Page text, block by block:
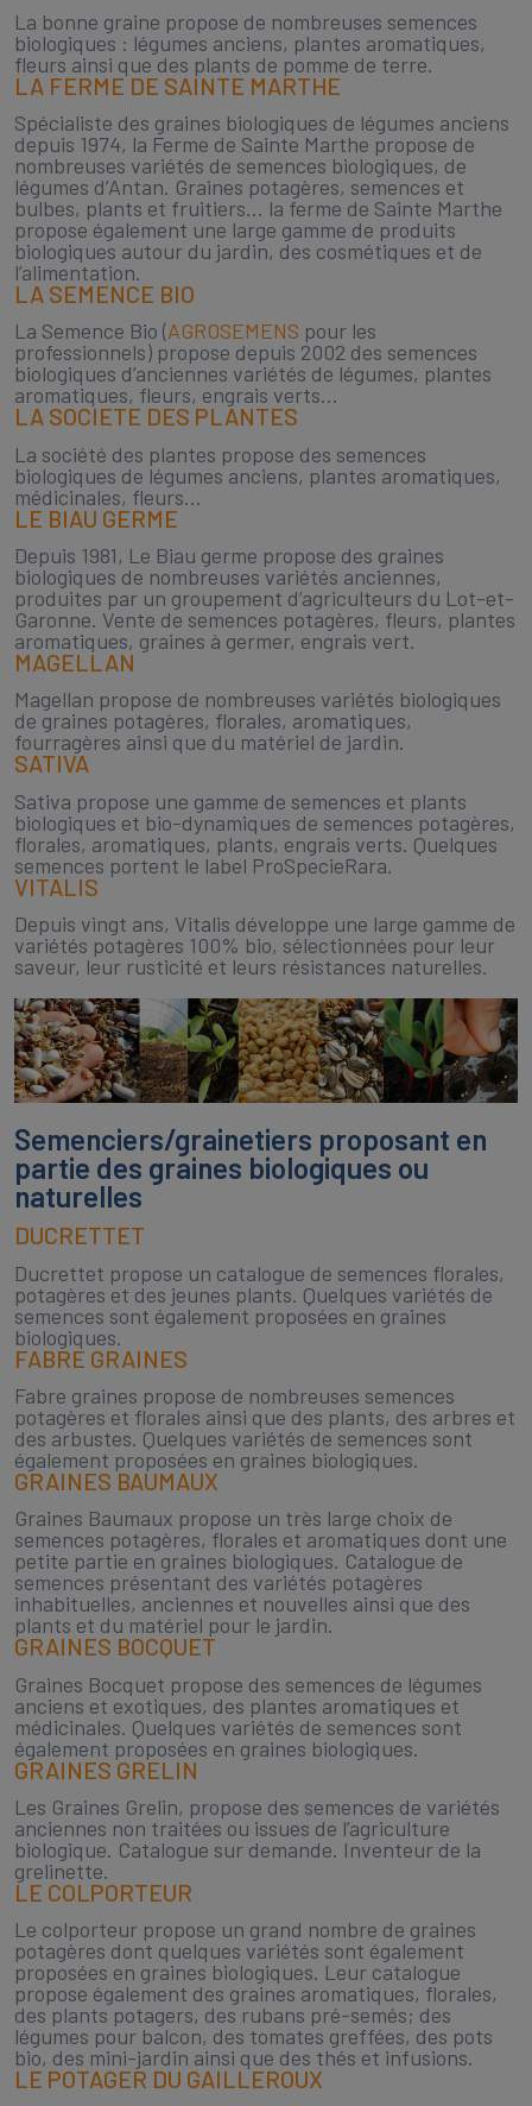
La bonne graine propose de nombreuses semences
biologiques : légumes anciens, plantes aromatiques,
fleurs ainsi que des plants de pomme de terre.
LA FERME DE SAINTE MARTHE
Spécialiste des graines biologiques de légumes anciens
depuis 1974, la Ferme de Sainte Marthe propose de
nombreuses variétés de semences biologiques, de
légumes d’Antan. Graines potagères, semences et
bulbes, plants et fruitiers… la ferme de Sainte Marthe
propose également une large gamme de produits
biologiques autour du jardin, des cosmétiques et de
l’alimentation.
LA SEMENCE BIO
La Semence Bio (AGROSEMENS pour les
professionnels) propose depuis 2002 des semences
biologiques d’anciennes variétés de légumes, plantes
aromatiques, fleurs, engrais verts…
LA SOCIETE DES PLANTES
La société des plantes propose des semences
biologiques de légumes anciens, plantes aromatiques,
médicinales, fleurs…
LE BIAU GERME
Depuis 1981, Le Biau germe propose des graines
biologiques de nombreuses variétés anciennes,
produites par un groupement d’agriculteurs du Lot-et-
Garonne. Vente de semences potagères, fleurs, plantes
aromatiques, graines à germer, engrais vert.
MAGELLAN
Magellan propose de nombreuses variétés biologiques
de graines potagères, florales, aromatiques,
fourragères ainsi que du matériel de jardin.
SATIVA
Sativa propose une gamme de semences et plants
biologiques et bio-dynamiques de semences potagères,
florales, aromatiques, plants, engrais verts. Quelques
semences portent le label ProSpecieRara.
VITALIS
Depuis vingt ans, Vitalis développe une large gamme de
variétés potagères 100% bio, sélectionnées pour leur
saveur, leur rusticité et leurs résistances naturelles.
Semenciers/grainetiers proposant en
partie des graines biologiques ou
naturelles
DUCRETTET
Ducrettet propose un catalogue de semences florales,
potagères et des jeunes plants. Quelques variétés de
semences sont également proposées en graines
biologiques.
FABRE GRAINES
Fabre graines propose de nombreuses semences
potagères et florales ainsi que des plants, des arbres et
des arbustes. Quelques variétés de semences sont
également proposées en graines biologiques.
GRAINES BAUMAUX
Graines Baumaux propose un très large choix de
semences potagères, florales et aromatiques dont une
petite partie en graines biologiques. Catalogue de
semences présentant des variétés potagères
inhabituelles, anciennes et nouvelles ainsi que des
plants et du matériel pour le jardin.
GRAINES BOCQUET
Graines Bocquet propose des semences de légumes
anciens et exotiques, des plantes aromatiques et
médicinales. Quelques variétés de semences sont
également proposées en graines biologiques.
GRAINES GRELIN
Les Graines Grelin, propose des semences de variétés
anciennes non traitées ou issues de l’agriculture
biologique. Catalogue sur demande. Inventeur de la
grelinette.
LE COLPORTEUR
Le colporteur propose un grand nombre de graines
potagères dont quelques variétés sont également
proposées en graines biologiques. Leur catalogue
propose également des graines aromatiques, florales,
des plants potagers, des rubans pré-semés; des
légumes pour balcon, des tomates greffées, des pots
bio, des mini-jardin ainsi que des thés et infusions.
LE POTAGER DU GAILLEROUX